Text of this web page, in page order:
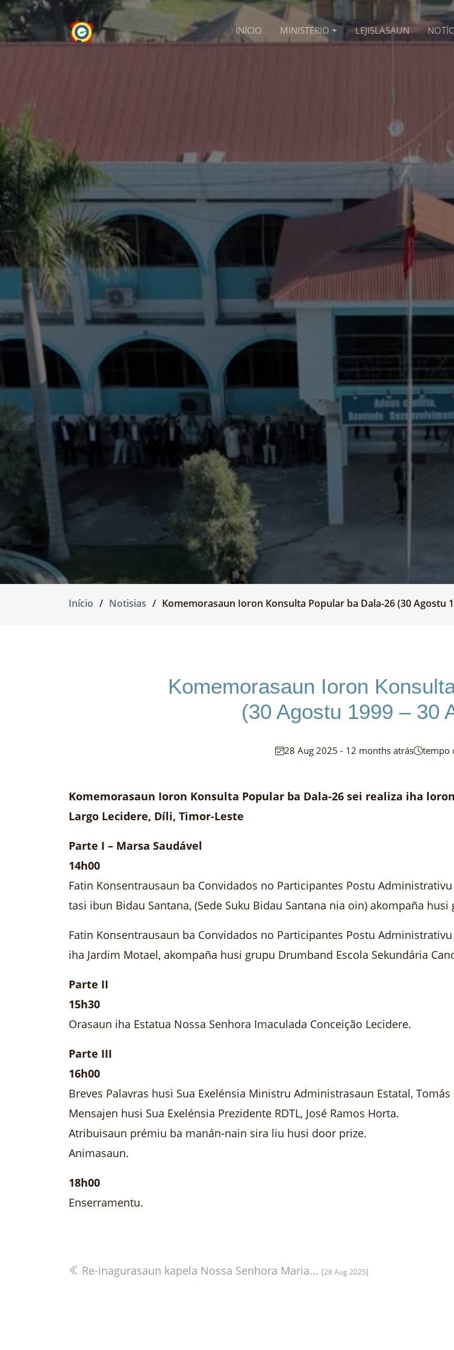
INÍCIO MINISTÉRIO LEJISLASAUN
Início Notisias Komemorasaun Ioron Konsulta Popular ba Dala-26 (30 Agostu
Komemorasaun Ioron
(30 Agostu 1999 – 30
28 Aug 2025 - 12 months atrás tempo
Komemorasaun Ioron Konsulta Popular ba Dala-26 sei realiza iha
Largo Lecidere, Díli, Timor-Leste
Parte I – Marsa Saudável
14h00
Fatin Konsentrausaun ba Convidados no Participantes Postu
tasi ibun Bidau Santana, (Sede Suku Bidau Santana nia oin) akompaña
Fatin Konsentrausaun ba Convidados no Participantes Postu
iha Jardim Motael, akompaña husi grupu Drumband Escola Sekundária
Parte II
15h30
Orasaun iha Estatua Nossa Senhora Imaculada Conceição Lecidere.
Parte III
16h00
Breves Palavras husi Sua Exelénsia Ministru Administrasaun Estatal,
Mensajen husi Sua Exelénsia Prezidente RDTL, José Ramos Horta.
Atribuisaun prémiu ba manán-nain sira liu husi door prize.
Animasaun.
18h00
Enserramentu.
Re-inagurasaun kapela Nossa Senhora Maria... [28 Aug 2025]